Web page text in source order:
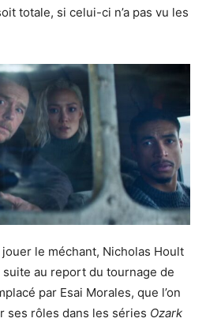
totale, si celui-ci n’a pas vu les
le méchant, Nicholas Hoult
suite au report du tournage de
par Esai Morales, que l’on
ses rôles dans les séries Ozark